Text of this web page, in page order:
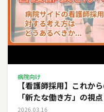
病院向け
【看護師採用】これか
「新たな働き方」の視
2026.03.16